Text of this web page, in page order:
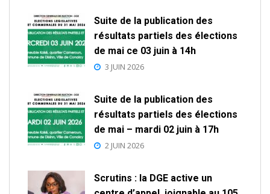
Suite de la publication des
résultats partiels des élections
de mai ce 03 juin à 14h
3 JUIN 2026
Suite de la publication des
résultats partiels des élections
de mai – mardi 02 juin à 17h
2 JUIN 2026
Scrutins : la DGE active un